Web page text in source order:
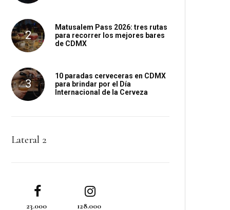
Matusalem Pass 2026: tres rutas
para recorrer los mejores bares
de CDMX
10 paradas cerveceras en CDMX
para brindar por el Día
Internacional de la Cerveza
Lateral 2
23.000 128.000